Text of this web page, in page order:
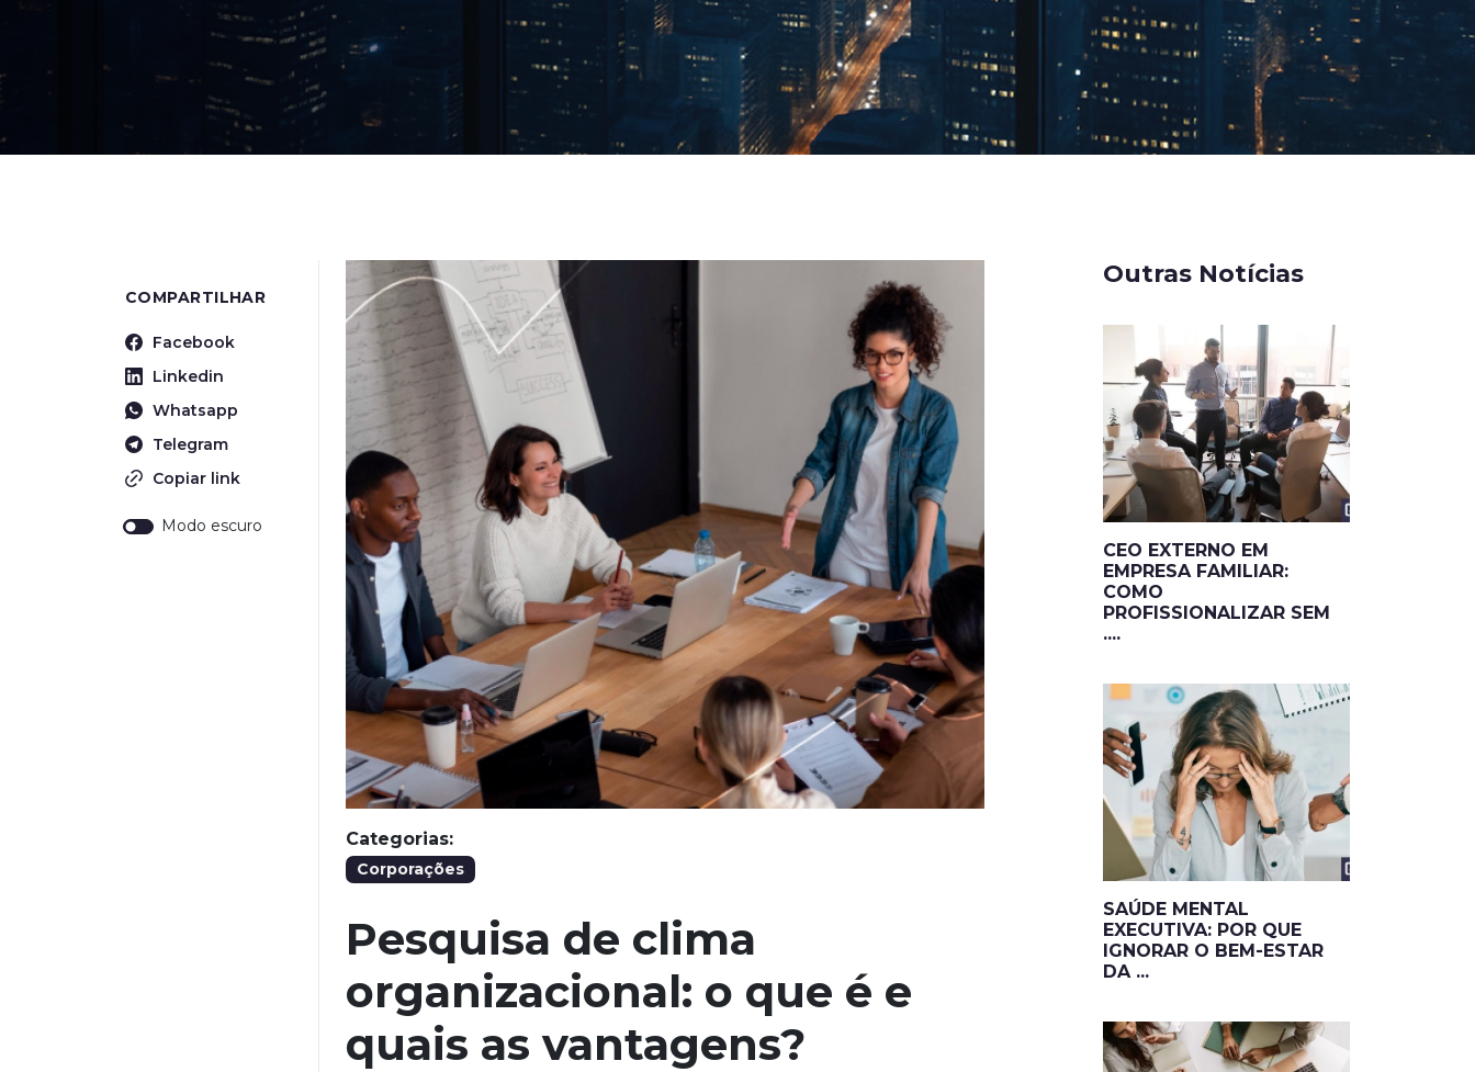
COMPARTILHAR
Facebook
Linkedin
Whatsapp
Telegram
Copiar link
Modo escuro
Categorias:
Corporações
Pesquisa de clima
organizacional: o que é e
quais as vantagens?
Outras Notícias
CEO EXTERNO EM
EMPRESA FAMILIAR:
COMO
PROFISSIONALIZAR SEM
....
SAÚDE MENTAL
EXECUTIVA: POR QUE
IGNORAR O BEM-ESTAR
DA ...